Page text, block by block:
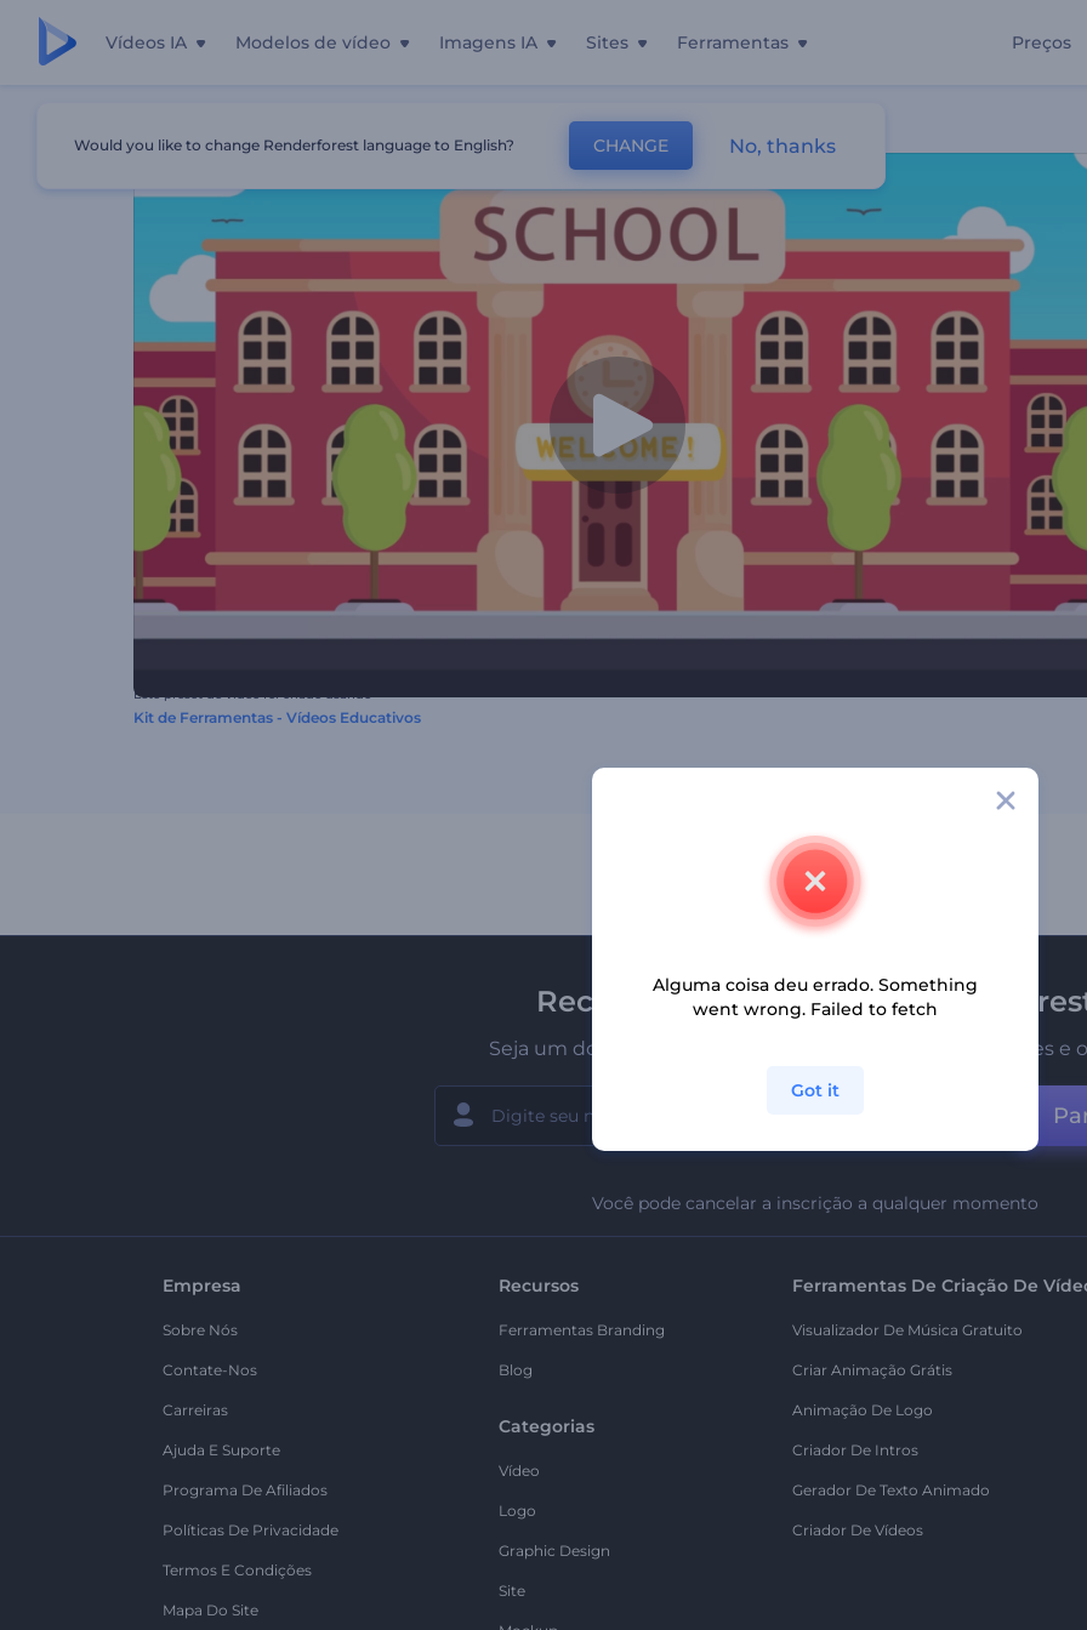
Vídeos IA Modelos de vídeo Imagens IA Sites Ferramentas Preços
Este preset de vídeo foi criado usando
Kit de Ferramentas - Vídeos Educativos
Receba a newsletter da
Seja um dos primeiros a receber nossas últimas novidades e
Você pode cancelar a inscrição a qualquer momento
Empresa
Sobre Nós
Contate-Nos
Carreiras
Ajuda E Suporte
Programa De Afiliados
Políticas De Privacidade
Termos E Condições
Mapa Do Site
Recursos
Ferramentas Branding
Blog
Categorias
Vídeo
Logo
Graphic Design
Site
Ferramentas De Criação De
Visualizador De Música Gratuito
Criar Animação Grátis
Animação De Logo
Criador De Intros
Gerador De Texto Animado
Criador De Vídeos
Would you like to change Renderforest language to English? CHANGE No, thanks
Alguma coisa deu errado. Something
went wrong. Failed to fetch
Got it